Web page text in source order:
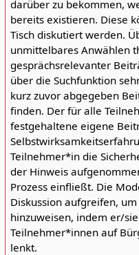
darüber zu bekommen,
bereits existieren. Diese
Tisch diskutiert werden.
unmittelbares Anwählen
gesprächsrelevanter
über die Suchfunktion
kurz zuvor abgegeben
finden. Der für alle
festgehaltene eigene
Teilnehmer*in die
der Hinweis
Prozess einfließt. Die
Diskussion aufgreifen,
hinzuweisen, indem er/
Teilnehmer*innen auf
lenkt.